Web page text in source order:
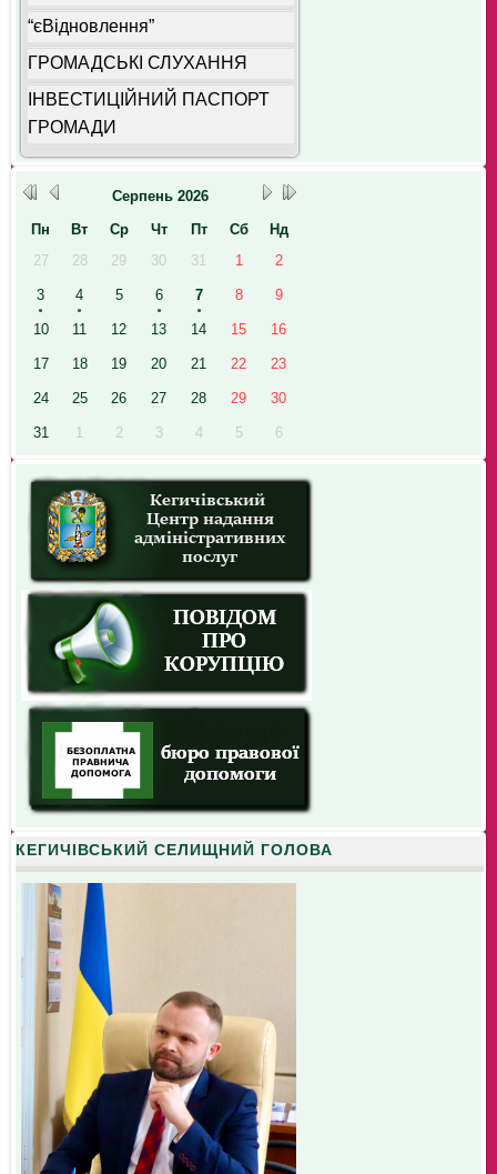
“єВідновлення”
ГРОМАДСЬКІ СЛУХАННЯ
ІНВЕСТИЦІЙНИЙ ПАСПОРТ
ГРОМАДИ
Серпень 2026
Пн
Вт Ср Чт Пт Сб
Нд
27
28 29 30 31 1 2
3 4 5 6 7 8 9
10 11 12 13 14 15 16
17 18 19 20 21 22 23
24 25 26 27 28 29 30
31 1 2 3 4 5 6
КЕГИЧІВСЬКИЙ СЕЛИЩНИЙ ГОЛОВА